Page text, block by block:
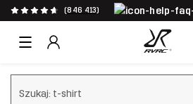
(846 413)
Wyczyść wyszukiwanie